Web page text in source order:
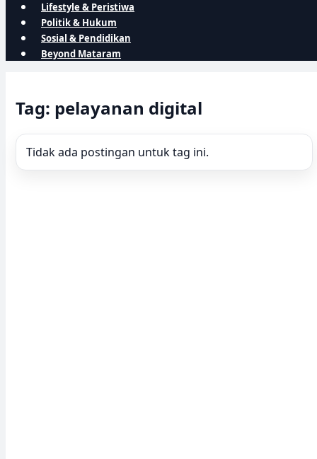
Lifestyle & Peristiwa
Politik & Hukum
Sosial & Pendidikan
Beyond Mataram
Tag: pelayanan digital
Tidak ada postingan untuk tag ini.